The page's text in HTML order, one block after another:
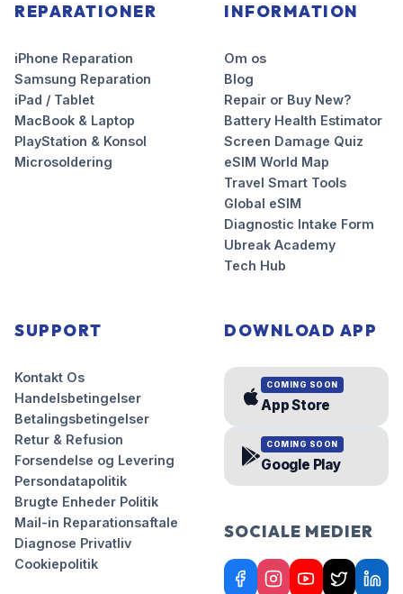
REPARATIONER
iPhone Reparation
Samsung Reparation
iPad / Tablet
MacBook & Laptop
PlayStation & Konsol
Microsoldering
INFORMATION
Om os
Blog
Repair or Buy New?
Battery Health Estimator
Screen Damage Quiz
eSIM World Map
Travel Smart Tools
Global eSIM
Diagnostic Intake Form
Ubreak Academy
Tech Hub
SUPPORT
Kontakt Os
Handelsbetingelser
Betalingsbetingelser
Retur & Refusion
Forsendelse og Levering
Persondatapolitik
Brugte Enheder Politik
Mail-in Reparationsaftale
Diagnose Privatliv
Cookiepolitik
DOWNLOAD APP
COMING SOON
App Store
COMING SOON
Google Play
SOCIALE MEDIER